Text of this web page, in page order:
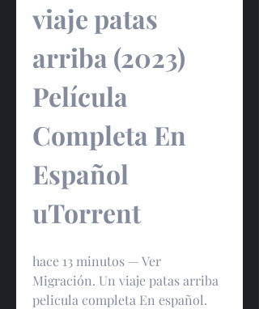
viaje patas
arriba (2023)
Película
Completa En
Español
uTorrent
hace 13 minutos — Ver
Migración. Un viaje patas arriba
pelicula completa En español.